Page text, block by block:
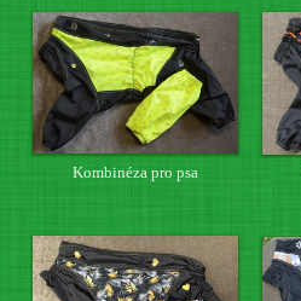
Kombinéza pro psa